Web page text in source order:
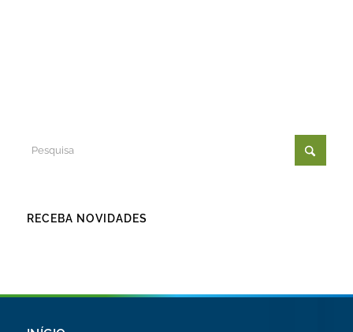
RECEBA NOVIDADES